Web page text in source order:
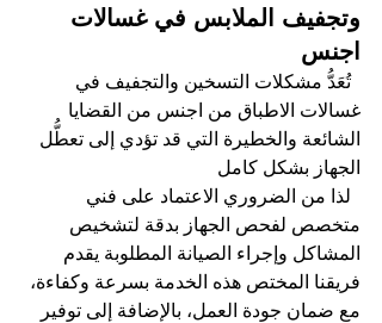
وتجفيف الملابس في غسالات
اجنس
تُعَدُّ مشكلات التسخين والتجفيف في
غسالات الاطباق من اجنس من القضايا
الشائعة والخطيرة التي قد تؤدي إلى تعطُّل
الجهاز بشكل كامل
لذا من الضروري الاعتماد على فني
متخصص لفحص الجهاز بدقة لتشخيص
المشاكل وإجراء الصيانة المطلوبة يقدم
فريقنا المختص هذه الخدمة بسرعة وكفاءة،
مع ضمان جودة العمل، بالإضافة إلى توفير